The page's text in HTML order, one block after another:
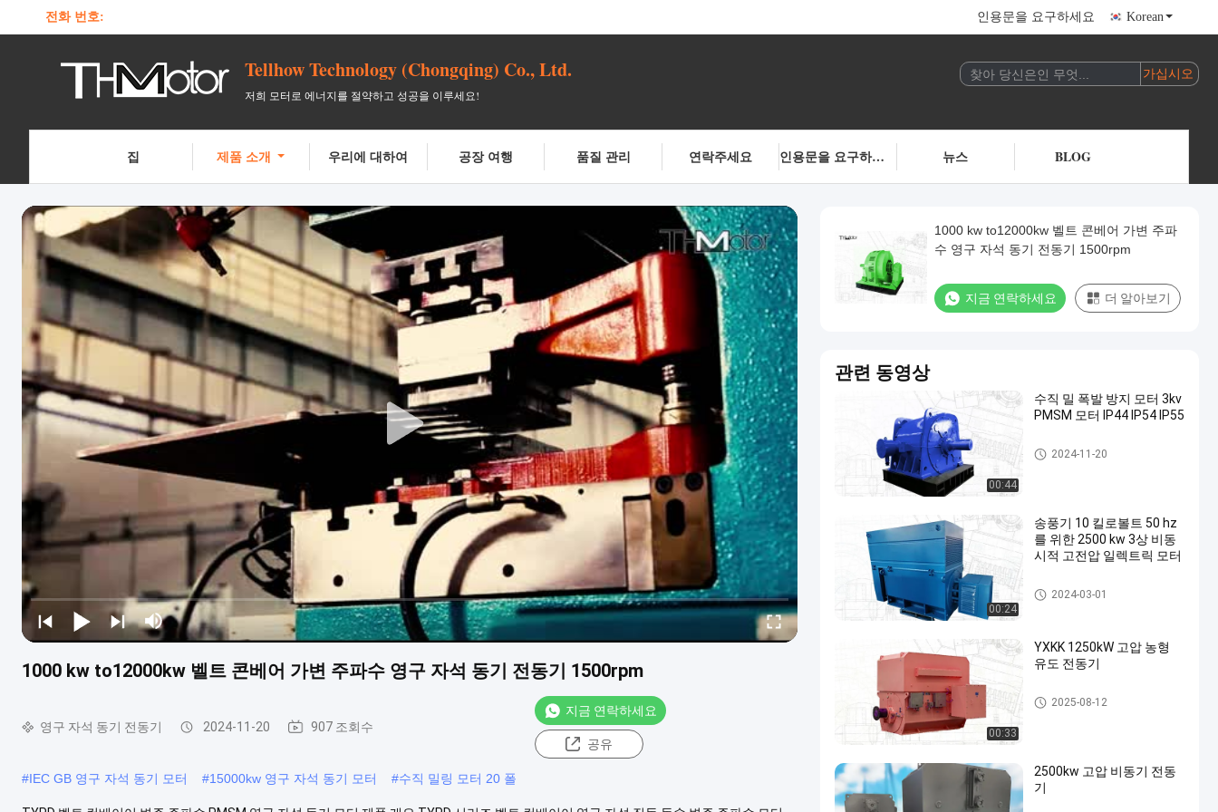
전화 번호: 인용문을 요구하세요 Korean
Tellhow Technology (Chongqing) Co., Ltd.
저희 모터로 에너지를 절약하고 성공을 이루세요!
집 제품 소개 우리에 대하여 공장 여행 품질 관리 연락주세요 인용문을 요구하세요 뉴스 BLOG
1000 kw to12000kw 벨트 콘베어 가변 주파수 영구 자석 동기 전동기 1500rpm
영구 자석 동기 전동기 2024-11-20 907 조회수
지금 연락하세요
공유
#IEC GB 영구 자석 동기 모터 #15000kw 영구 자석 동기 모터 #수직 밀링 모터 20 폴
1000 kw to12000kw 벨트 콘베어 가변 주파
수 영구 자석 동기 전동기 1500rpm
지금 연락하세요 더 알아보기
관련 동영상
00:44
수직 밀 폭발 방지 모터 3kv
PMSM 모터 IP44 IP54 IP55
영구 자석 동기 전동기
2024-11-20
00:24
송풍기 10 킬로볼트 50 hz
를 위한 2500 kw 3상 비동
시적 고전압 일렉트릭 모터
고전압 전기 모터
2024-03-01
00:33
YXKK 1250kW 고압 농형
유도 전동기
삼상 비동기 모터
2025-08-12
2500kw 고압 비동기 전동
기